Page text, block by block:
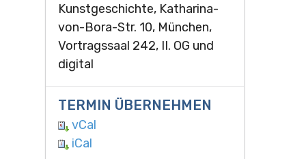
Kunstgeschichte, Katharina-
von-Bora-Str. 10, München,
Vortragssaal 242, II. OG und
digital
TERMIN ÜBERNEHMEN
vCal
iCal